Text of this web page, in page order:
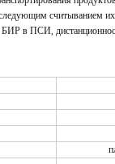
считыванием
БИР в ПСИ,